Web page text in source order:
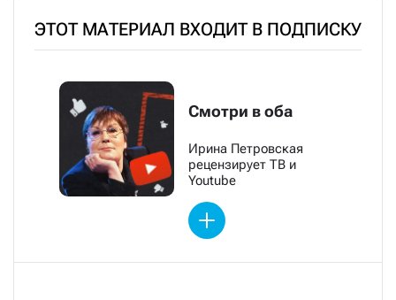
ЭТОТ МАТЕРИАЛ ВХОДИТ В ПОДПИСКУ
Смотри в оба
Ирина Петровская
рецензирует ТВ и
Youtube